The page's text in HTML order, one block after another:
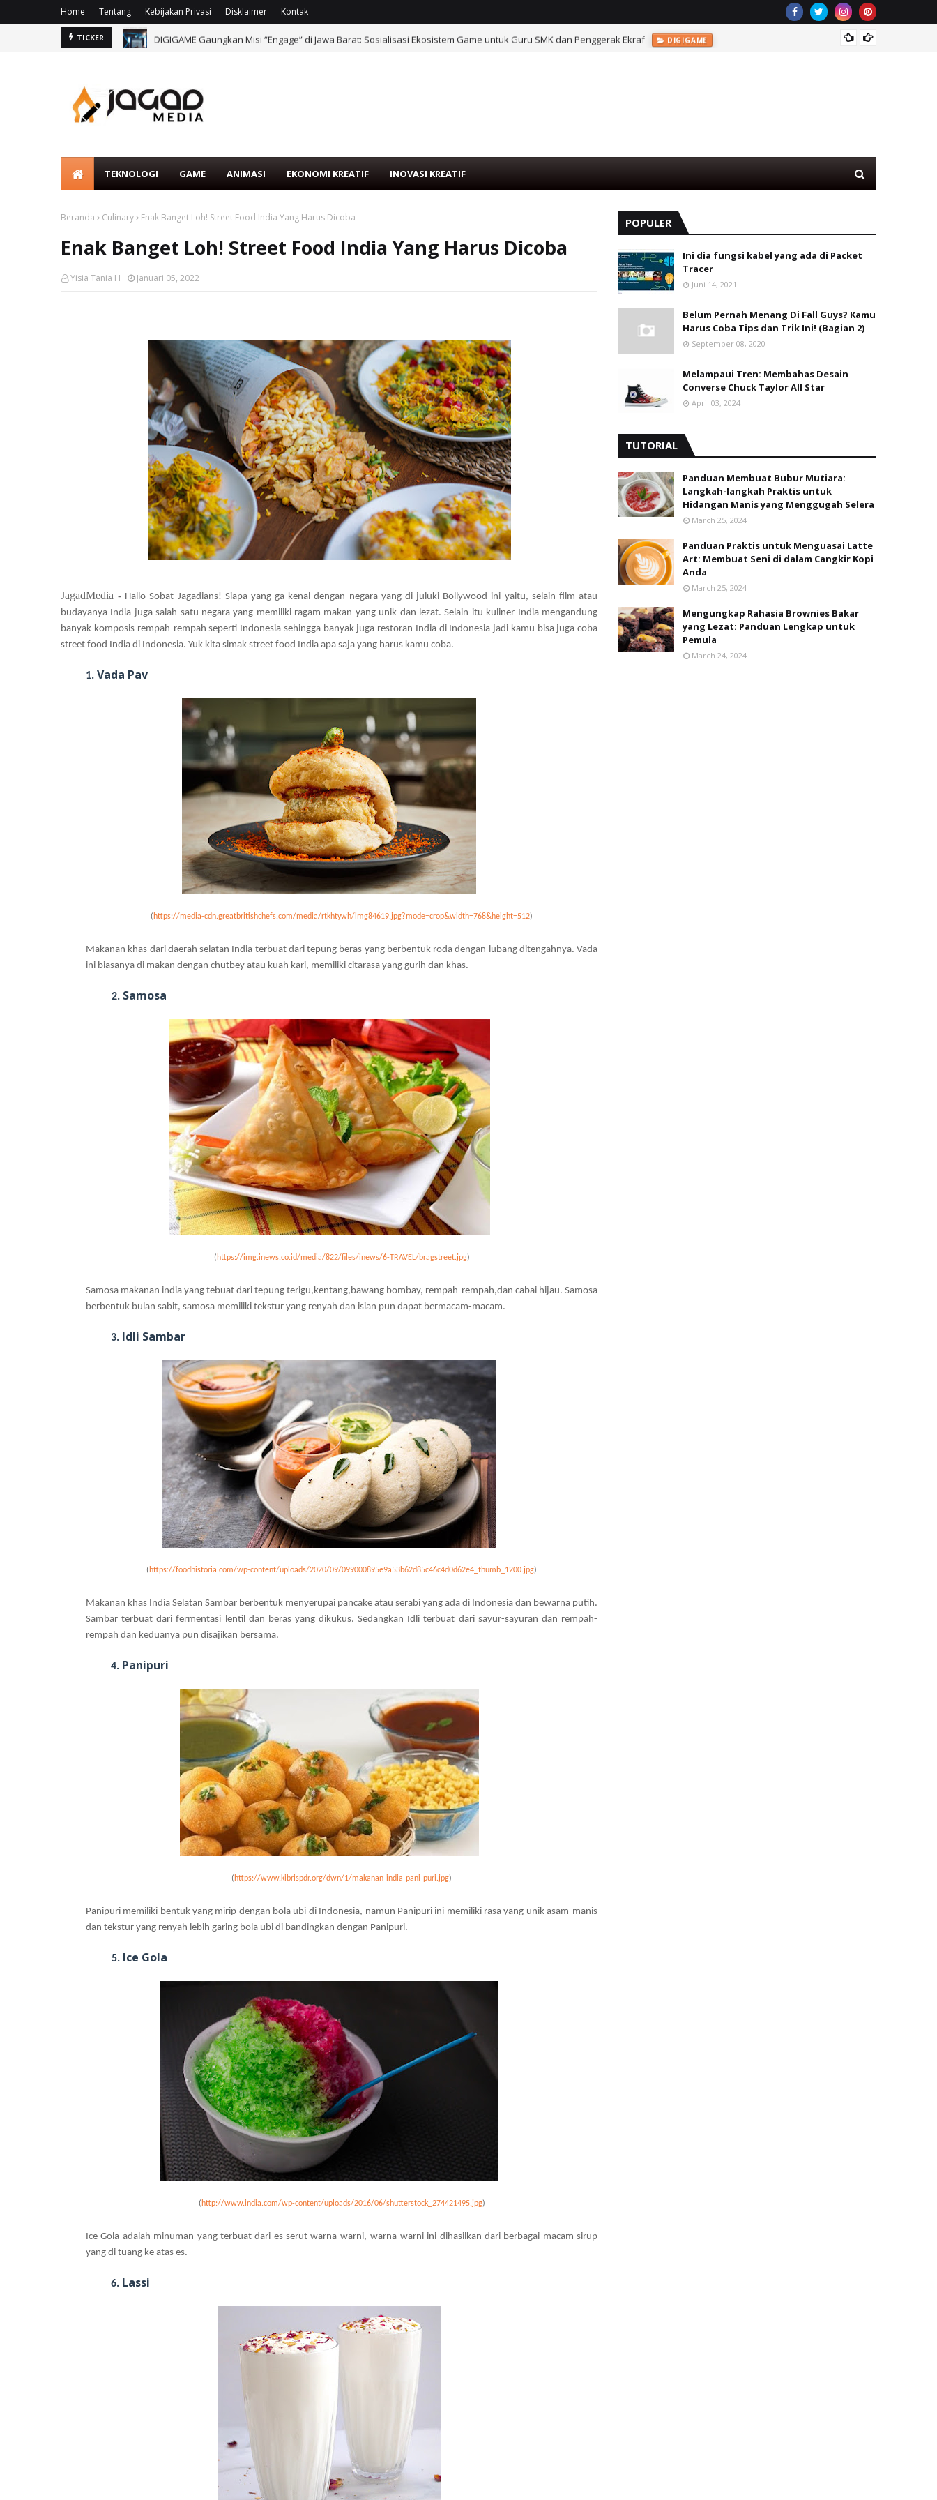
Home Tentang Kebijakan Privasi Disklaimer Kontak
TICKER DIGIGAME Gaungkan Misi “Engage” di Jawa Barat: Sosialisasi Ekosistem Game untuk Guru SMK dan Penggerak Ekraf DIGIGAME
TEKNOLOGI GAME ANIMASI EKONOMI KREATIF INOVASI KREATIF
Beranda Culinary Enak Banget Loh! Street Food India Yang Harus Dicoba
Enak Banget Loh! Street Food India Yang Harus Dicoba
Yisia Tania H Januari 05, 2022
JagadMedia - Hallo Sobat Jagadians! Siapa yang ga kenal dengan negara yang di juluki Bollywood ini yaitu, selain film atau
budayanya India juga salah satu negara yang memiliki ragam makan yang unik dan lezat. Selain itu kuliner India mengandung
banyak komposis rempah-rempah seperti Indonesia sehingga banyak juga restoran India di Indonesia jadi kamu bisa juga coba
street food India di Indonesia. Yuk kita simak street food India apa saja yang harus kamu coba.
1. Vada Pav
( https://media-cdn.greatbritishchefs.com/media/rtkhtywh/img84619.jpg?mode=crop&width=768&height=512)
Makanan khas dari daerah selatan India terbuat dari tepung beras yang berbentuk roda dengan lubang ditengahnya. Vada
ini biasanya di makan dengan chutbey atau kuah kari, memiliki citarasa yang gurih dan khas.
2. Samosa
( https://img.inews.co.id/media/822/files/inews/6-TRAVEL/bragstreet.jpg)
Samosa makanan india yang tebuat dari tepung terigu,kentang,bawang bombay, rempah-rempah,dan cabai hijau. Samosa
berbentuk bulan sabit, samosa memiliki tekstur yang renyah dan isian pun dapat bermacam-macam.
3. Idli Sambar
( https://foodhistoria.com/wp-content/uploads/2020/09/099000895e9a53b62d85c46c4d0d62e4_thumb_1200.jpg)
Makanan khas India Selatan Sambar berbentuk menyerupai pancake atau serabi yang ada di Indonesia dan bewarna putih.
Sambar terbuat dari fermentasi lentil dan beras yang dikukus. Sedangkan Idli terbuat dari sayur-sayuran dan rempah-
rempah dan keduanya pun disajikan bersama.
4. Panipuri
( https://www.kibrispdr.org/dwn/1/makanan-india-pani-puri.jpg)
Panipuri memiliki bentuk yang mirip dengan bola ubi di Indonesia, namun Panipuri ini memiliki rasa yang unik asam-manis
dan tekstur yang renyah lebih garing bola ubi di bandingkan dengan Panipuri.
5. Ice Gola
( http://www.india.com/wp-content/uploads/2016/06/shutterstock_274421495.jpg)
Ice Gola adalah minuman yang terbuat dari es serut warna-warni, warna-warni ini dihasilkan dari berbagai macam sirup
yang di tuang ke atas es.
6. Lassi
POPULER
Ini dia fungsi kabel yang ada di Packet
Tracer
Juni 14, 2021
Belum Pernah Menang Di Fall Guys? Kamu
Harus Coba Tips dan Trik Ini! (Bagian 2)
September 08, 2020
Melampaui Tren: Membahas Desain
Converse Chuck Taylor All Star
April 03, 2024
TUTORIAL
Panduan Membuat Bubur Mutiara:
Langkah-langkah Praktis untuk
Hidangan Manis yang Menggugah Selera
March 25, 2024
Panduan Praktis untuk Menguasai Latte
Art: Membuat Seni di dalam Cangkir Kopi
Anda
March 25, 2024
Mengungkap Rahasia Brownies Bakar
yang Lezat: Panduan Lengkap untuk
Pemula
March 24, 2024